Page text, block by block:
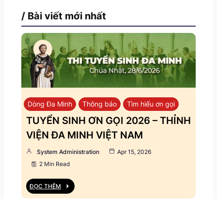
/ Bài viết mới nhất
Dòng Đa Minh Thông báo Tìm hiểu ơn gọi
TUYỂN SINH ƠN GỌI 2026 – THỈNH
VIỆN ĐA MINH VIỆT NAM
System Administration
Apr 15, 2026
2 Min Read
ĐỌC THÊM